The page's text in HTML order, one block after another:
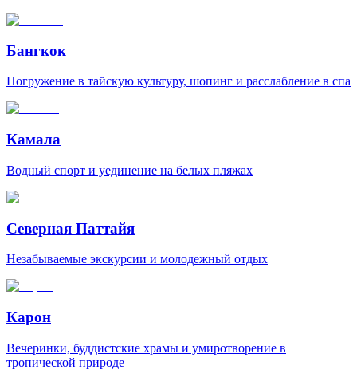
Бангкок
Погружение в тайскую культуру, шопинг и расслабление в спа
Камала
Водный спорт и уединение на белых пляжах
Северная Паттайя
Незабываемые экскурсии и молодежный отдых
Карон
Вечеринки, буддистские храмы и умиротворение в
тропической природе